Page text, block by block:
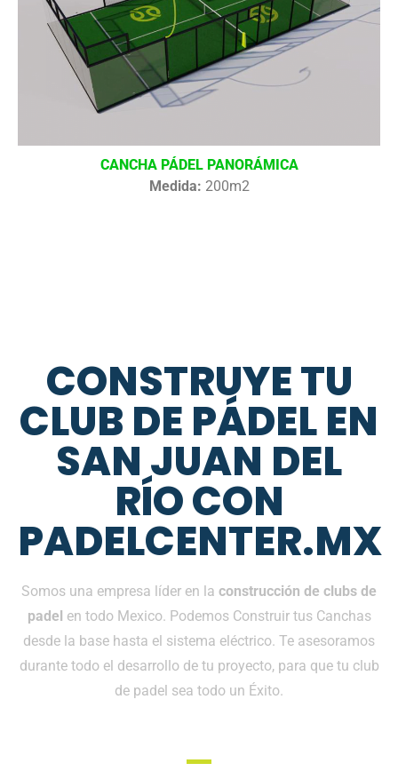
CANCHA PÁDEL PANORÁMICA
Medida: 200m2
CONSTRUYE TU
CLUB DE PÁDEL EN
SAN JUAN DEL
RÍO CON
PADELCENTER.MX
Somos una empresa líder en la construcción de clubs de
padel en todo Mexico. Podemos Construir tus Canchas
desde la base hasta el sistema eléctrico. Te asesoramos
durante todo el desarrollo de tu proyecto, para que tu club
de padel sea todo un Éxito.